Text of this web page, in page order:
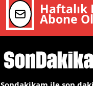
Haftalık
Abone